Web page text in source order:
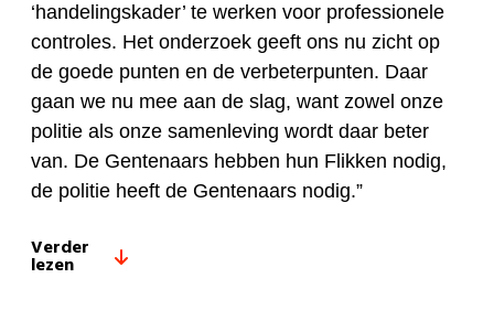
‘handelingskader’ te werken voor professionele
controles. Het onderzoek geeft ons nu zicht op
de goede punten en de verbeterpunten. Daar
gaan we nu mee aan de slag, want zowel onze
politie als onze samenleving wordt daar beter
van. De Gentenaars hebben hun Flikken nodig,
de politie heeft de Gentenaars nodig.”
Verder
lezen